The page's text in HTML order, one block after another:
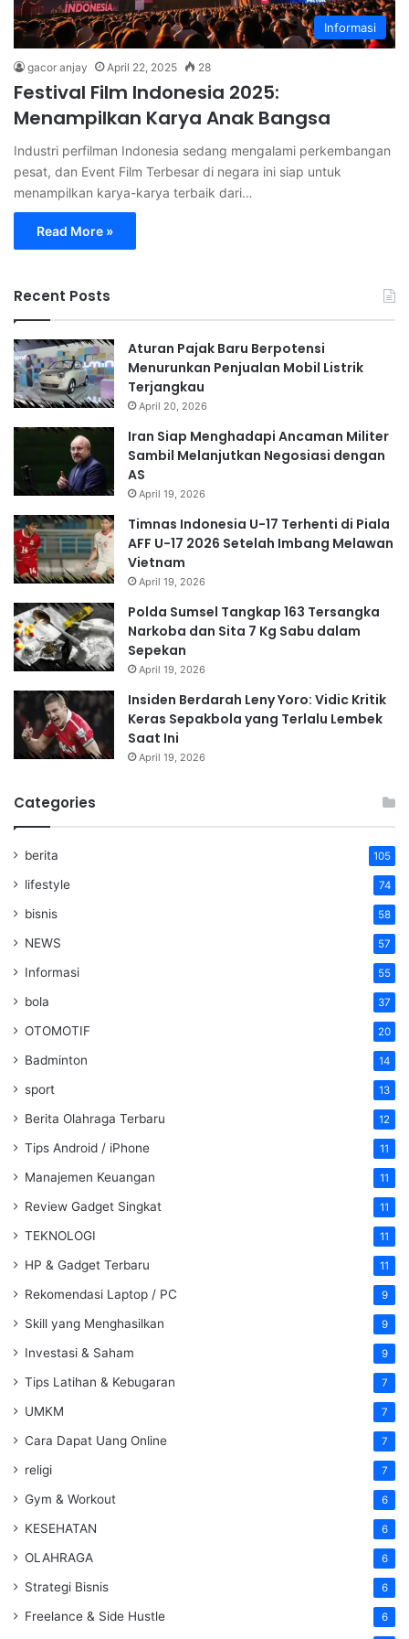
Informasi
gacor anjay April 22, 2025 28
Festival Film Indonesia 2025:
Menampilkan Karya Anak Bangsa
Industri perfilman Indonesia sedang mengalami perkembangan
pesat, dan Event Film Terbesar di negara ini siap untuk
menampilkan karya-karya terbaik dari…
Read More »
Recent Posts
Aturan Pajak Baru Berpotensi
Menurunkan Penjualan Mobil Listrik
Terjangkau
April 20, 2026
Iran Siap Menghadapi Ancaman Militer
Sambil Melanjutkan Negosiasi dengan
AS
April 19, 2026
Timnas Indonesia U-17 Terhenti di Piala
AFF U-17 2026 Setelah Imbang Melawan
Vietnam
April 19, 2026
Polda Sumsel Tangkap 163 Tersangka
Narkoba dan Sita 7 Kg Sabu dalam
Sepekan
April 19, 2026
Insiden Berdarah Leny Yoro: Vidic Kritik
Keras Sepakbola yang Terlalu Lembek
Saat Ini
April 19, 2026
Categories
berita 105
lifestyle 74
bisnis 58
NEWS 57
Informasi 55
bola 37
OTOMOTIF 20
Badminton 14
sport 13
Berita Olahraga Terbaru 12
Tips Android / iPhone 11
Manajemen Keuangan 11
Review Gadget Singkat 11
TEKNOLOGI 11
HP & Gadget Terbaru 11
Rekomendasi Laptop / PC 9
Skill yang Menghasilkan 9
Investasi & Saham 9
Tips Latihan & Kebugaran 7
UMKM 7
Cara Dapat Uang Online 7
religi 7
Gym & Workout 6
KESEHATAN 6
OLAHRAGA 6
Strategi Bisnis 6
Freelance & Side Hustle 6